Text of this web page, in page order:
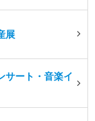
展
サート・音楽イ